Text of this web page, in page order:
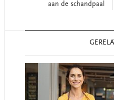
aan de schandpaal